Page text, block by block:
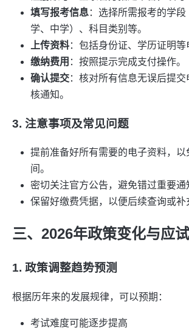
填写报考信息：选择所需报考的学
学、中学）、科目类别等。
上传资料：包括身份证、学历证明等
缴纳费用 ：按照提示完成支付操作。
确认提交：核对所有信息无误后提
核通知。
3. 注意事项及常见问题
提前准备好所有需要的电子资料，以
间。
密切关注官方公告，避免错过重要通
保留好缴费凭据，以便后续查询或补
三、2026年政策变化与应
1. 政策调整趋势预测
根据历年来的发展规律，可以预期：
考试难度可能逐步提高